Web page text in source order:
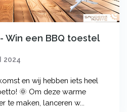
Win een BBQ toestel
2024
en wij hebben iets heel
🌞 Om deze warme
te maken, lanceren w...